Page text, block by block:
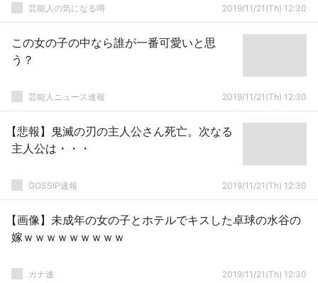
芸能人の気になる噂 2019/11/21(Th) 12:30
この女の子の中なら誰が一番可愛いと思
う？
芸能人ニュース速報 2019/11/21(Th) 12:30
【悲報】鬼滅の刃の主人公さん死亡。次なる
主人公は・・・
GOSSIP速報 2019/11/21(Th) 12:30
【画像】未成年の女の子とホテルでキスした卓球の水谷の
嫁ｗｗｗｗｗｗｗｗｗ
カナ速 2019/11/21(Th) 12:30